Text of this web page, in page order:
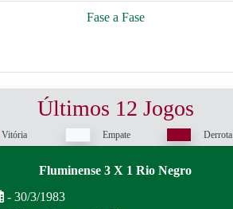
Fase a Fase
Últimos 12 Jogos
Vitória Empate Derrota
Fluminense 3 X 1 Rio Negro
- 30/3/1983